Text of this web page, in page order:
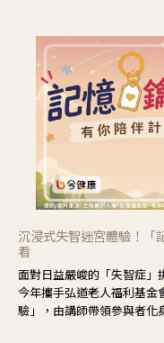
沉浸式失智迷宮體驗！「
看
面對日益嚴峻的「失智症」
今年攜手弘道老人福利基金會，推動關
驗」，由講師帶領參與者化